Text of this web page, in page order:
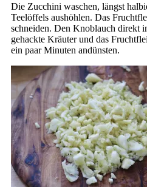
Die Zucchini waschen, längst
Teelöffels aushöhlen. Das
schneiden. Den Knoblauch direkt
gehackte Kräuter und das
ein paar Minuten andünsten.